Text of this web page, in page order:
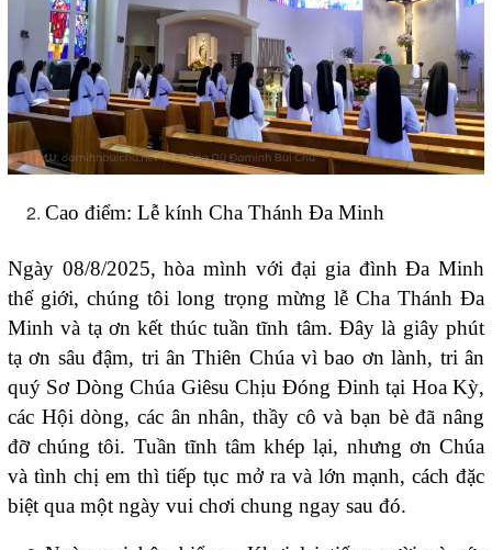
Cao điểm: Lễ kính Cha Thánh Đa Minh
Ngày 08/8/2025, hòa mình với đại gia đình Đa Minh
thế giới, chúng tôi long trọng mừng lễ Cha Thánh Đa
Minh và tạ ơn kết thúc tuần tĩnh tâm. Đây là giây phút
tạ ơn sâu đậm, tri ân Thiên Chúa vì bao ơn lành, tri ân
quý Sơ Dòng Chúa Giêsu Chịu Đóng Đinh tại Hoa Kỳ,
các Hội dòng, các ân nhân, thầy cô và bạn bè đã nâng
đỡ chúng tôi. Tuần tĩnh tâm khép lại, nhưng ơn Chúa
và tình chị em thì tiếp tục mở ra và lớn mạnh, cách đặc
biệt qua một ngày vui chơi chung ngay sau đó.